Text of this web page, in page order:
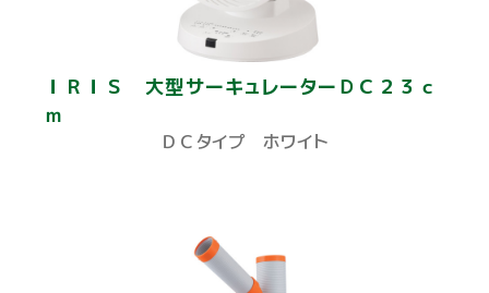
ＩＲＩＳ 大型サーキュレーターＤＣ２３ｃ
ｍ
ＤＣタイプ ホワイト